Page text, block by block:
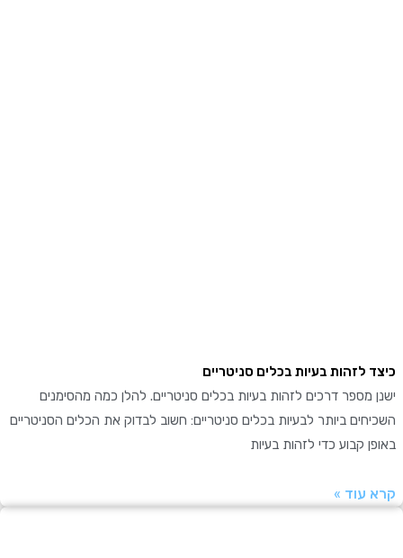
לזהות בעיות בכלים סניטריים
מספר דרכים לזהות בעיות בכלים סניטריים. להלן כמה מהסימנים
ביותר לבעיות בכלים סניטריים: חשוב לבדוק את הכלים הסניטריים
קבוע כדי לזהות בעיות
»